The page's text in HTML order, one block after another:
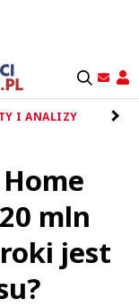
I ANALIZY
mln
jest